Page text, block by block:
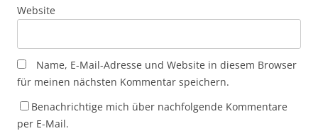
Website
Name, E-Mail-Adresse und Website in diesem Browser
für meinen nächsten Kommentar speichern.
Benachrichtige mich über nachfolgende Kommentare
per E-Mail.